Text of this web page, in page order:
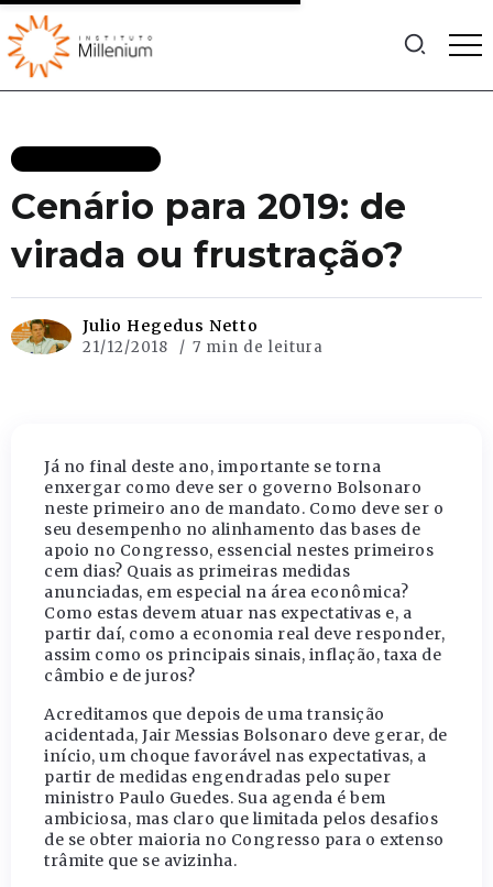
Cenário para 2019: de
virada ou frustração?
Julio Hegedus Netto
21/12/2018 7 min de leitura
Já no final deste ano, importante se torna
enxergar como deve ser o governo Bolsonaro
neste primeiro ano de mandato. Como deve ser o
seu desempenho no alinhamento das bases de
apoio no Congresso, essencial nestes primeiros
cem dias? Quais as primeiras medidas
anunciadas, em especial na área econômica?
Como estas devem atuar nas expectativas e, a
partir daí, como a economia real deve responder,
assim como os principais sinais, inflação, taxa de
câmbio e de juros?
Acreditamos que depois de uma transição
acidentada, Jair Messias Bolsonaro deve gerar, de
início, um choque favorável nas expectativas, a
partir de medidas engendradas pelo super
ministro Paulo Guedes. Sua agenda é bem
ambiciosa, mas claro que limitada pelos desafios
de se obter maioria no Congresso para o extenso
trâmite que se avizinha.